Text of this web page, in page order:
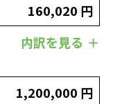
160,020 円
内訳を見る
1,200,000 円